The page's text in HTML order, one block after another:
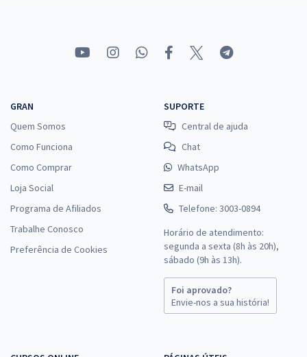
GRAN
Quem Somos
Como Funciona
Como Comprar
Loja Social
Programa de Afiliados
Trabalhe Conosco
Preferência de Cookies
SUPORTE
Central de ajuda
Chat
WhatsApp
E-mail
Telefone: 3003-0894
Horário de atendimento:
segunda a sexta (8h às 20h),
sábado (9h às 13h).
Foi aprovado?
Envie-nos a sua história!